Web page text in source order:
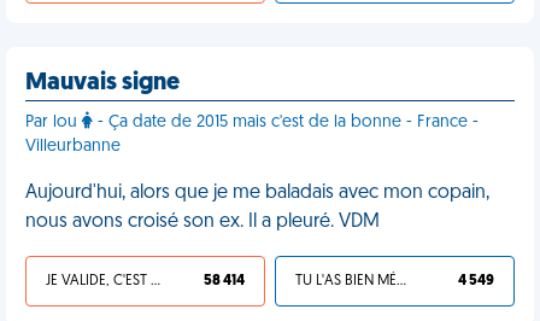
Mauvais signe
Par lou
- Ça date de 2015 mais c'est de la bonne - France -
Villeurbanne
Aujourd'hui, alors que je me baladais avec mon copain,
nous avons croisé son ex. Il a pleuré. VDM
JE VALIDE, C'EST UNE VDM 58 414 TU L'AS BIEN MÉRITÉ 4 549